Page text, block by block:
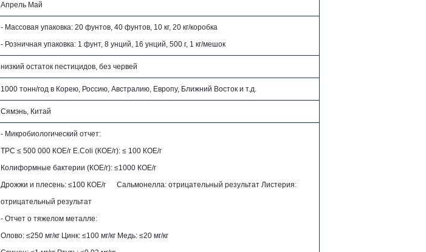
Апрель Май
- Массовая упаковка: 20 фунтов, 40 фунтов, 10 кг, 20 кг/коробка
- Розничная упаковка: 1 фунт, 8 унций, 16 унций, 500 г, 1 кг/мешок
низкий остаток пестицидов, без червей
1000 тонн/год в Корею, Россию, Австралию, Европу, Ближний Восток и т.д.
Сямэнь, Китай
- Микробиологический отчет:
TPC ≤ 500 000 КОЕ/г E.Coli (КОЕ/г): ≤ 100 КОЕ/г
Колиформные бактерии (КОЕ/г): ≤1000 КОЕ/г
Дрожжи и плесень: ≤100 КОЕ/г Сальмонелла: отрицательный результат Листерия:
отрицательный результат
- Отчет о тяжелом металле:
Олово: ≤250 мг/кг Цинк: ≤100 мг/кг Медь: ≤20 мг/кг